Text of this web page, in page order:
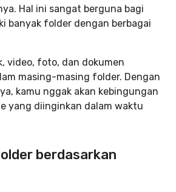
Hal ini sangat berguna bagi
banyak folder dengan berbagai
video, foto, dan dokumen
masing-masing folder. Dengan
kamu nggak akan kebingungan
yang diinginkan dalam waktu
berdasarkan